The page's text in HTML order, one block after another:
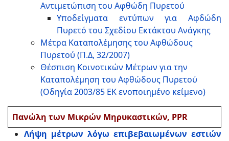
Αντιμετώπιση του Αφθώδη Πυρετού
Υποδείγματα εντύπων για Αφδώδη
Πυρετό του Σχεδίου Εκτάκτου Ανάγκης
Μέτρα Καταπολέμησης του Αφθώδους
Πυρετού (Π.Δ, 32/2007)
Θέσπιση Κοινοτικών Μέτρων για την
Καταπολέμηση του Αφθώδους Πυρετού
(Οδηγία 2003/85 ΕΚ ενοποιημένο κείμενο)
Πανώλη των Μικρών Μηρυκαστικών, PPR
Λήψη μέτρων λόγω επιβεβαιωμένων εστιών